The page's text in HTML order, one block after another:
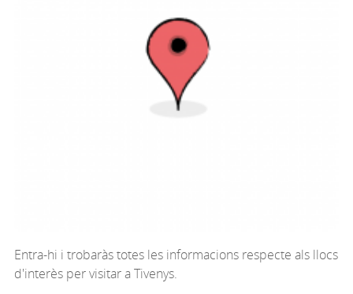
Entra-hi i trobaràs totes les informacions respecte als llocs
d'interès per visitar aTivenys.